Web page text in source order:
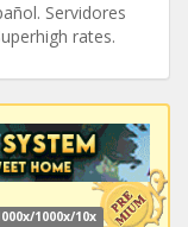
Servidores
rates.
1000x/10x